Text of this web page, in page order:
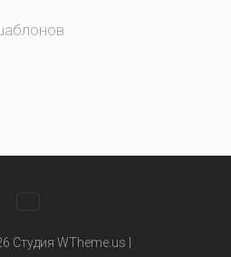
Студия WTheme.us |